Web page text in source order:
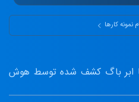
و طلا.
نمونه کارها
۷.۰.۳؛ مقابله با ابر باگ کشف شده توسط هوش